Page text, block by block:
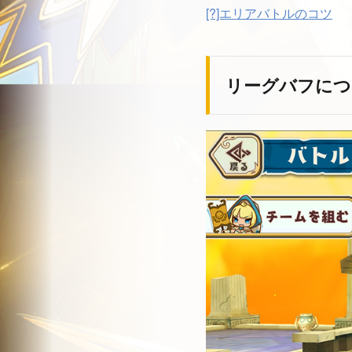
[?]エリアバトルのコツ
リーグバフに